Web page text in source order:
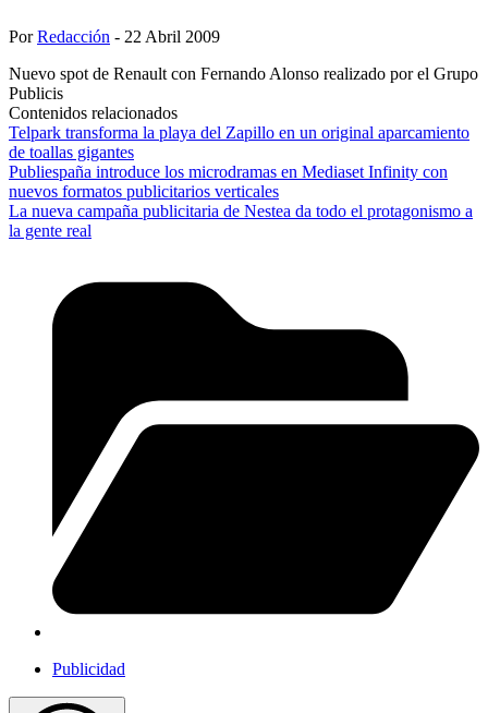
PorRedacción - 22 Abril 2009
Nuevo spot de Renault con Fernando Alonso realizado por el Grupo
Publicis
Contenidos relacionados
Telpark transforma la playa del Zapillo en un original aparcamiento
de toallas gigantes
Publiespaña introduce los microdramas en Mediaset Infinity con
nuevos formatos publicitarios verticales
La nueva campaña publicitaria de Nestea da todo el protagonismo a
la gente real
Publicidad